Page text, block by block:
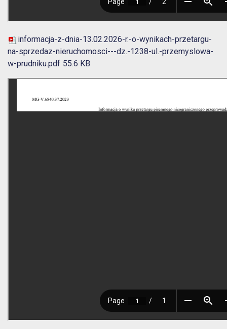
informacja-z-dnia-13.02.2026-r.-o-wynikach-przetargu-
na-sprzedaz-nieruchomosci---dz.-1238-ul.-przemyslowa-
w-prudniku.pdf 55.6 KB